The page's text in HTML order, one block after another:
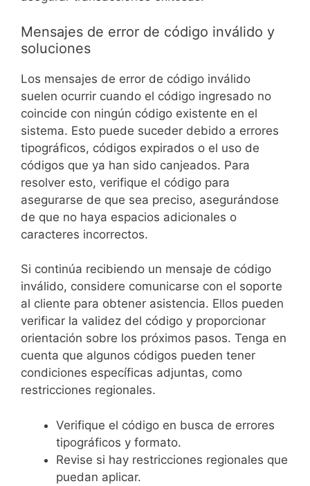
Mensajes de error de código inválido y
soluciones
Los mensajes de error de código inválido
suelen ocurrir cuando el código ingresado no
coincide con ningún código existente en el
sistema. Esto puede suceder debido a errores
tipográficos, códigos expirados o el uso de
códigos que ya han sido canjeados. Para
resolver esto, verifique el código para
asegurarse de que sea preciso, asegurándose
de que no haya espacios adicionales o
caracteres incorrectos.
Si continúa recibiendo un mensaje de código
inválido, considere comunicarse con el soporte
al cliente para obtener asistencia. Ellos pueden
verificar la validez del código y proporcionar
orientación sobre los próximos pasos. Tenga en
cuenta que algunos códigos pueden tener
condiciones específicas adjuntas, como
restricciones regionales.
Verifique el código en busca de errores
tipográficos y formato.
Revise si hay restricciones regionales que
puedan aplicar.